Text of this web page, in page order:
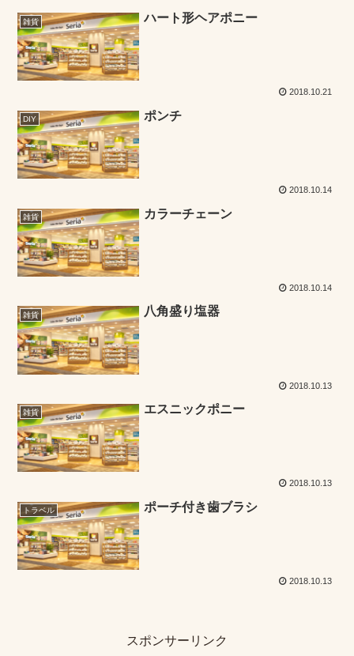
雑貨 ハート形ヘアポニー
2018.10.21
DIY ポンチ
2018.10.14
雑貨 カラーチェーン
2018.10.14
雑貨 八角盛り塩器
2018.10.13
雑貨 エスニックポニー
2018.10.13
トラベル ポーチ付き歯ブラシ
2018.10.13
スポンサーリンク